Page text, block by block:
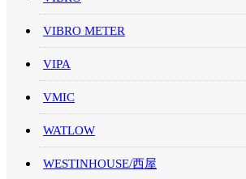
VIBRO METER
VIPA
VMIC
WATLOW
WESTINHOUSE/西屋